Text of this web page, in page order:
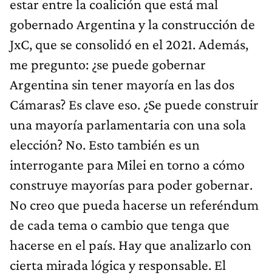
estar entre la coalición que está mal
gobernado Argentina y la construcción de
JxC, que se consolidó en el 2021. Además,
me pregunto: ¿se puede gobernar
Argentina sin tener mayoría en las dos
Cámaras? Es clave eso. ¿Se puede construir
una mayoría parlamentaria con una sola
elección? No. Esto también es un
interrogante para Milei en torno a cómo
construye mayorías para poder gobernar.
No creo que pueda hacerse un referéndum
de cada tema o cambio que tenga que
hacerse en el país. Hay que analizarlo con
cierta mirada lógica y responsable. El